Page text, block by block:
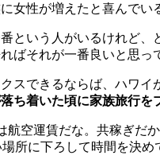
性が増えたと喜んでい
という人がいるけれど
ばそれが一番良いと思っ
スできるならば、ハワ
ち着いた頃に家族旅行を
空運賃だな。共稼ぎ
所に下ろして時間を決め